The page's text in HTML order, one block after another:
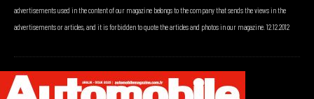
advertisements used in the content of our magazine belongs to the company that sends the views in the
advertisements or articles, and it is forbidden to quote the articles and photos in our magazine. 12.12.2012